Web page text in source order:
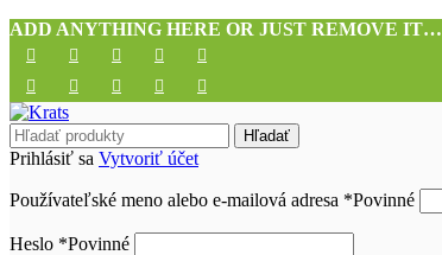
ADD ANYTHING HERE OR JUST REMOVE IT…
Hľadať
Prihlásiť sa Vytvoriť účet
Používateľské meno alebo e-mailová adresa *Povinné
Heslo *Povinné